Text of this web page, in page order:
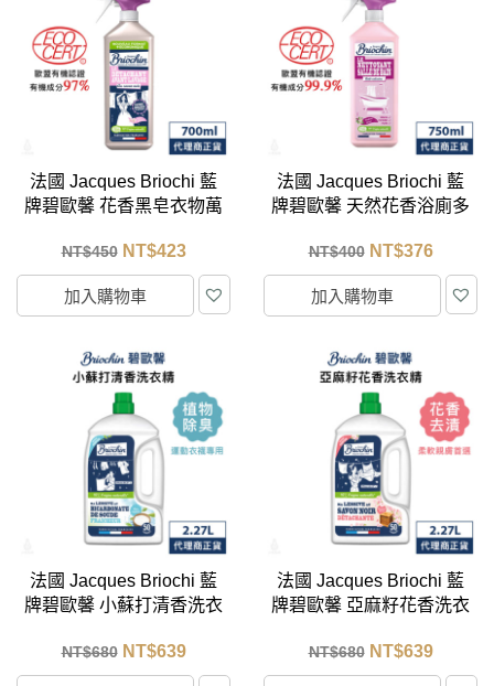
法國 Jacques Briochi 藍
牌碧歐馨 花香黑皂衣物萬
NT$450 NT$423
加入購物車
法國 Jacques Briochi 藍
牌碧歐馨 天然花香浴廁多
NT$400 NT$376
加入購物車
法國 Jacques Briochi 藍
牌碧歐馨 小蘇打清香洗衣
NT$680 NT$639
法國 Jacques Briochi 藍
牌碧歐馨 亞麻籽花香洗衣
NT$680 NT$639